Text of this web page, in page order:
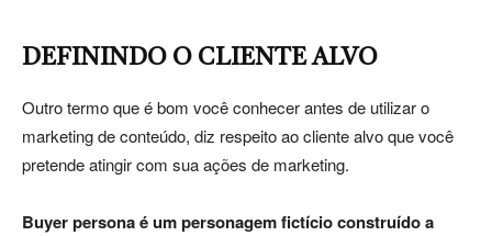
DEFININDO O CLIENTE ALVO
Outro termo que é bom você conhecer antes de utilizar o
marketing de conteúdo, diz respeito ao cliente alvo que você
pretende atingir com sua ações de marketing.
Buyer persona é um personagem fictício construído a